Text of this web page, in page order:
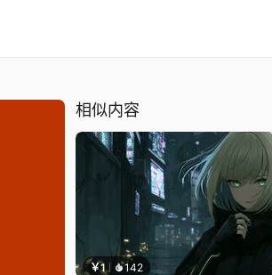
相似内容
￥1 142